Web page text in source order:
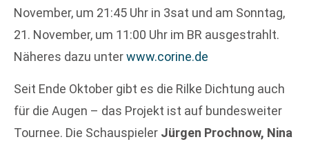
November, um 21:45 Uhr in 3sat und am Sonntag,
21. November, um 11:00 Uhr im BR ausgestrahlt.
Näheres dazu unterwww.corine.de
Seit Ende Oktober gibt es die Rilke Dichtung auch
für die Augen – das Projekt ist auf bundesweiter
Tournee. Die Schauspieler Jürgen Prochnow, Nina